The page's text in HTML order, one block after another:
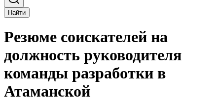
Найти
Резюме соискателей на
должность руководителя
команды разработки в
Атаманской